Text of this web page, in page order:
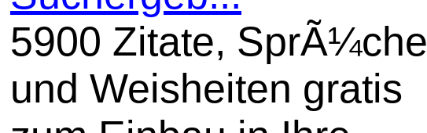
5900 Zitate, SprÃ¼che
und Weisheiten gratis